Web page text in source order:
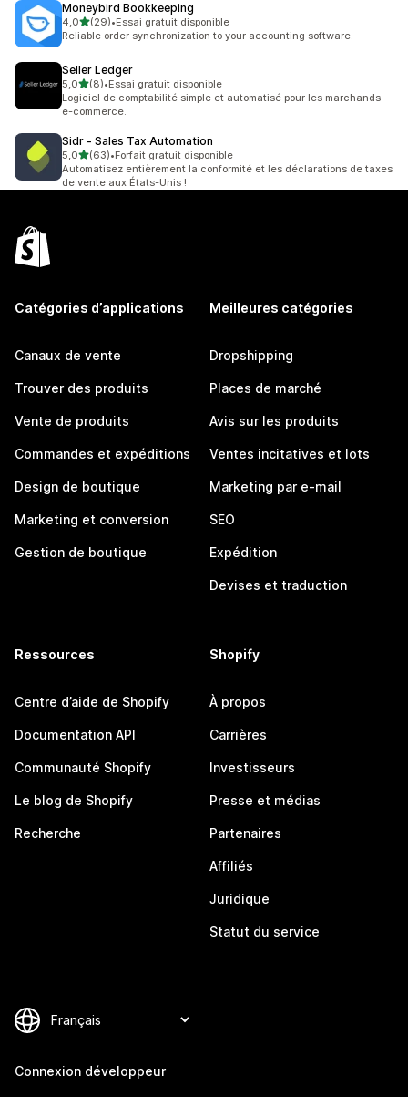
Moneybird Bookkeeping
4,0étoile(s) sur 5
(29)
29 avis au total
•Essai gratuit disponible
Reliable order synchronization to your accounting software.
Seller Ledger
5,0étoile(s) sur 5
(8)
8 avis au total
•Essai gratuit disponible
Logiciel de comptabilité simple et automatisé pour les marchands
e-commerce.
Sidr ‑ Sales Tax Automation
5,0étoile(s) sur 5
(63)
63 avis au total
•Forfait gratuit disponible
Automatisez entièrement la conformité et les déclarations de taxes
de vente aux États-Unis !
Catégories d’applications
Canaux de vente
Trouver des produits
Vente de produits
Commandes et expéditions
Design de boutique
Marketing et conversion
Gestion de boutique
Meilleures catégories
Dropshipping
Places de marché
Avis sur les produits
Ventes incitatives et lots
Marketing par e-mail
SEO
Expédition
Devises et traduction
Ressources
Centre d’aide de Shopify
Documentation API
Communauté Shopify
Le blog de Shopify
Recherche
Shopify
À propos
Carrières
Investisseurs
Presse et médias
Partenaires
Affiliés
Juridique
Statut du service
Connexion développeur